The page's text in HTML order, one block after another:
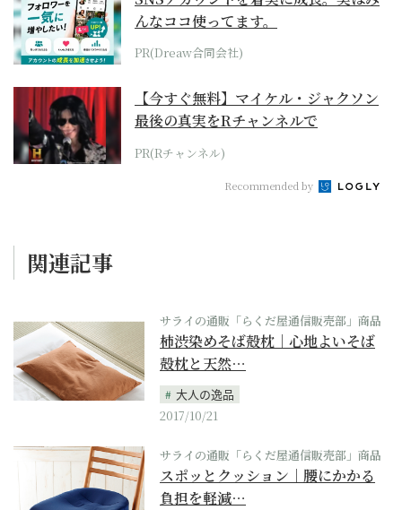
んなココ使ってます。
PR(Dreaw合同会社)
【今すぐ無料】マイケル・ジャクソン
最後の真実をRチャンネルで
PR(Rチャンネル)
Recommended by
関連記事
サライの通販「らくだ屋通信販売部」商品
柿渋染めそば殻枕｜心地よいそば
殻枕と天然…
大人の逸品
2017/10/21
サライの通販「らくだ屋通信販売部」商品
スポッとクッション｜腰にかかる
負担を軽減…